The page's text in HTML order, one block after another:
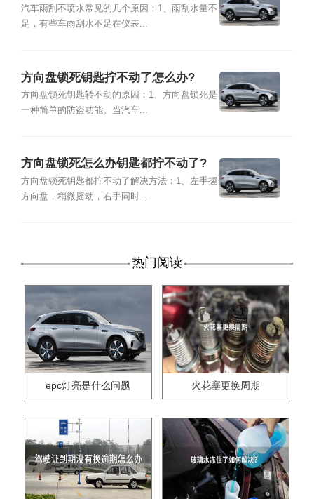
汽车雨刮不喷水常见的几个原因：1、雨刮水量不
足，有些车雨刮水不足在仪表...
方向盘锁死钥匙拧不动了怎么办?
方向盘锁死钥匙转不动的原因：1、方向盘锁死是
一种简单的防盗功能。当汽车...
方向盘锁死怎么办钥匙都拧不动了?
方向盘锁死钥匙都拧不动了解决方法：1、左手握
方向盘，稍微摇动，右手同时...
热门阅读
epc灯亮是什么问题 火花塞更换周期